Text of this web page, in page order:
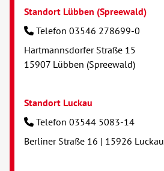
Standort Lübben (Spreewald)
Telefon 03546 278699-0
Hartmannsdorfer Straße 15
15907 Lübben (Spreewald)
Standort Luckau
Telefon 03544 5083-14
Berliner Straße 16 | 15926 Luckau